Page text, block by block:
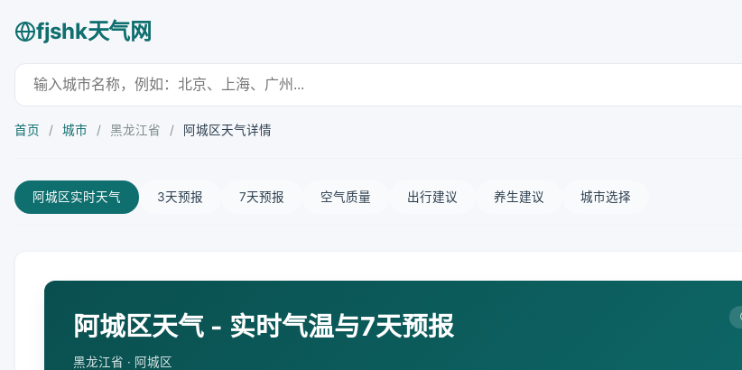
fjshk天气网
首页 / 城市 / 黑龙江省 / 阿城区天气详情
阿城区实时天气 3天预报 7天预报 空气质量 出行建议 养生建议 城市选择
阿城区天气 - 实时气温与7天预报
黑龙江省 · 阿城区